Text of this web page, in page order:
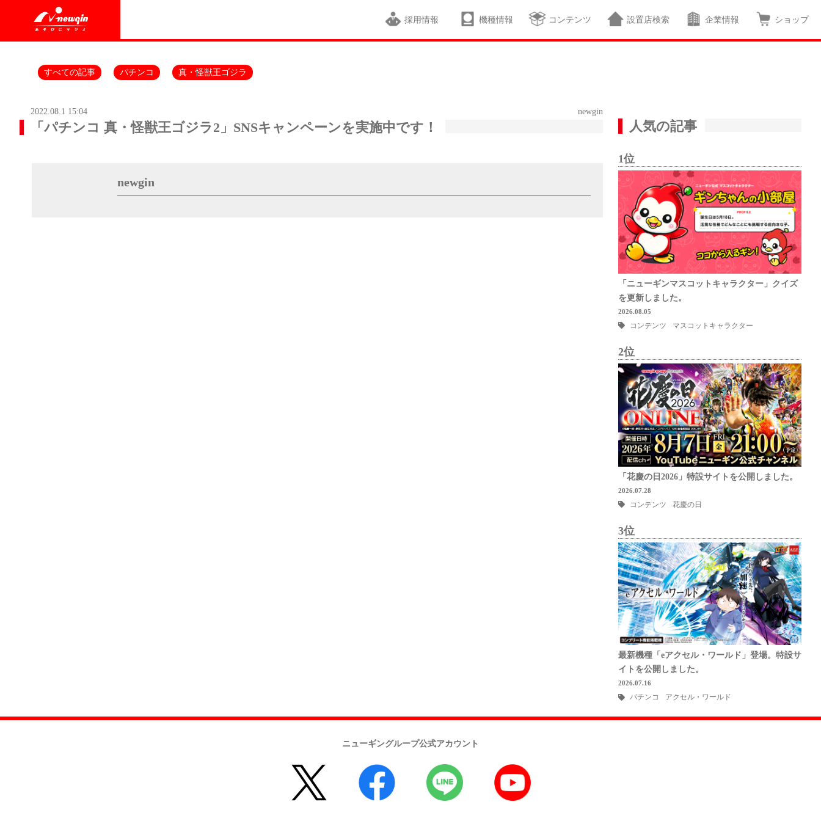
採用情報 機種情報 コンテンツ 設置店検索 企業情報 ショップ
すべての記事 パチンコ 真・怪獣王ゴジラ
2022.08.1 15:04 newgin
「パチンコ 真・怪獣王ゴジラ2」SNSキャンペーンを実施中です！
newgin
人気の記事
1位
「ニューギンマスコットキャラクター」クイズ
を更新しました。
2026.08.05
コンテンツ マスコットキャラクター
2位
「花慶の日2026」特設サイトを公開しました。
2026.07.28
コンテンツ 花慶の日
3位
最新機種「eアクセル・ワールド」登場。特設サ
イトを公開しました。
2026.07.16
パチンコ アクセル・ワールド
ニューギングループ公式アカウント